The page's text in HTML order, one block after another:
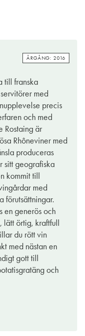
ÅRGÅNG: 2016
till franska
med
precis
och med
Rostaing är
Rhôneviner med
produceras
sitt geografiska
kommit till
med
förutsättningar.
en generös och
örtig, kraftfull
du rött vin
med nästan en
gott till
och